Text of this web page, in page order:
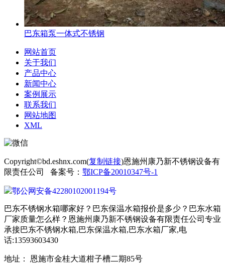
巴东箱泵一体式不锈钢
网站首页
关于我们
产品中心
新闻中心
案例展示
联系我们
网站地图
XML
Copyright©bd.eshnx.com(复制链接)恩施州康乃新不锈钢设备有
限责任公司 备案号： 鄂ICP备20010347号-1
鄂公网安备42280102001194号
巴东不锈钢水箱哪家好？巴东保温水箱报价是多少？巴东水箱
厂家质量怎么样？恩施州康乃新不锈钢设备有限责任公司专业
承接巴东不锈钢水箱,巴东保温水箱,巴东水箱厂家,电
话:13593603430
地址： 恩施市金桂大道柑子槽二期85号